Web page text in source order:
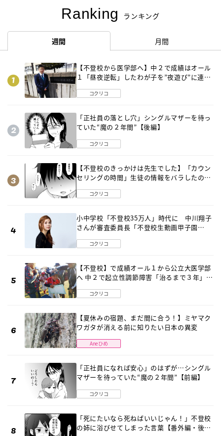
Ranking ランキング
週間 月間
【不登校から医学部へ】中２で成績はオール
１「昼夜逆転」したわが子を”夜遊び”に連れ
コクリコ
「正社員の落とし穴」シングルマザーを待っ
ていた“魔の２年間”【後編】
コクリコ
【不登校のきっかけは先生でした】「カウン
セリングの時間」生徒の情報をバラしたの
コクリコ
小中学校「不登校35万人」時代に 中川翔子
さんが審査委員長「不登校生動画甲子園
コクリコ
【不登校】で成績オール１から公立大医学部
へ 中２で起立性調節障害「治るまで３年」の
コクリコ
【夏休みの宿題、まだ間に合う！】ミヤマク
ワガタが消える前に知りたい日本の異変
Aneひめ
「正社員になれば安心」のはずが…シングル
マザーを待っていた“魔の２年間”【前編】
コクリコ
「死にたいなら死ねばいいじゃん！」不登校
の姉に浴びせてしまった言葉【番外編・後